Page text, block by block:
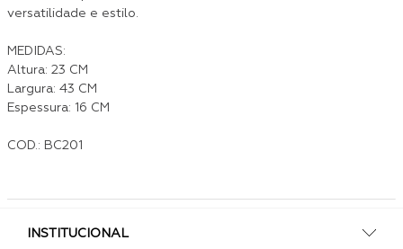
versatilidade e estilo.
MEDIDAS:
Altura: 23 CM
Largura: 43 CM
Espessura: 16 CM
COD.: BC201
INSTITUCIONAL